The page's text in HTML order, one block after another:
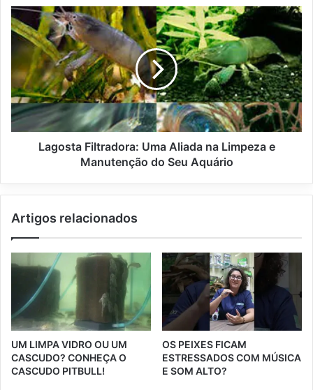
Lagosta Filtradora: Uma Aliada na Limpeza e
Manutenção do Seu Aquário
Artigos relacionados
UM LIMPA VIDRO OU UM
CASCUDO? CONHEÇA O
CASCUDO PITBULL!
OS PEIXES FICAM
ESTRESSADOS COM MÚSICA
E SOM ALTO?